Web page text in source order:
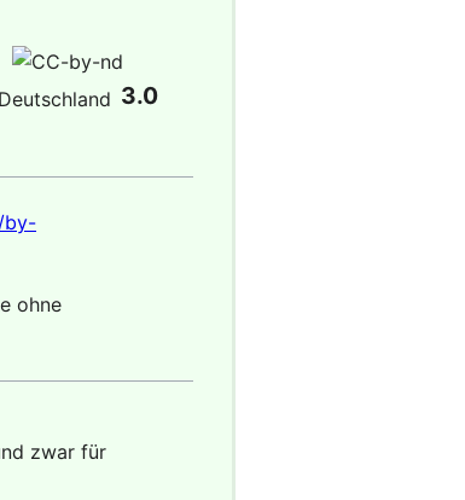
3.0
by-
ohne
zwar für